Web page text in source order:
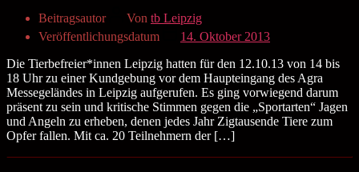
Beitragsautor Von tb Leipzig
Veröffentlichungsdatum
14. Oktober 2013
Die Tierbefreier*innen Leipzig hatten für den 12.10.13 von 14 bis
18 Uhr zu einer Kundgebung vor dem Haupteingang des Agra
Messegeländes in Leipzig aufgerufen. Es ging vorwiegend darum
präsent zu sein und kritische Stimmen gegen die „Sportarten“ Jagen
und Angeln zu erheben, denen jedes Jahr Zigtausende Tiere zum
Opfer fallen. Mit ca. 20 Teilnehmern der […]